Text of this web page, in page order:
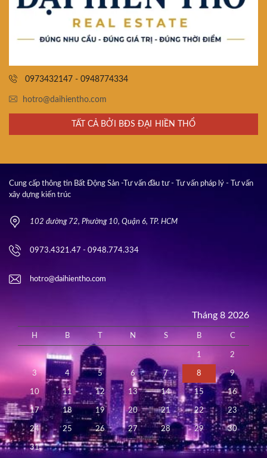
0973432147 - 0948774334
hotro@daihientho.com
TẤT CẢ BỞI BĐS ĐẠI HIỀN THỔ
Cung cấp thông tin Bất Động Sản -Tư vấn đầu tư - Tư vấn pháp lý - Tư vấn
xây dựng kiến trúc
102 đường 72, Phường 10, Quận 6, TP. HCM
0973.4321.47 - 0948.774.334
hotro@daihientho.com
Tháng 8 2026
H B N S B C
1 2
3 4 5 6 7 8 9
10 11 12 13 14 15 16
17 18 19 20 21 22 23
24 25 26 27 28 29 30
31